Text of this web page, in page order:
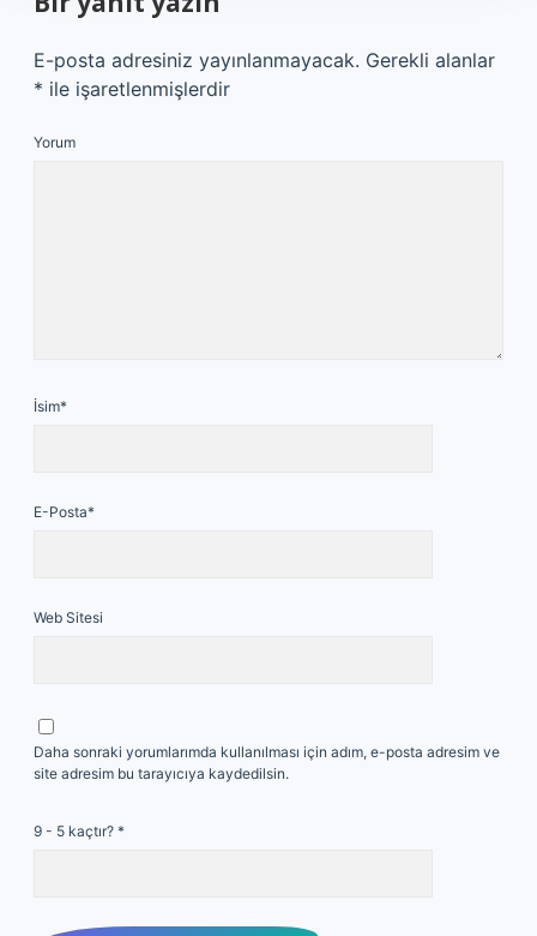
E-posta adresiniz yayınlanmayacak. Gerekli alanlar
* ile işaretlenmişlerdir
Yorum
İsim*
E-Posta*
Web Sitesi
Daha sonraki yorumlarımda kullanılması için adım, e-posta adresim ve
site adresim bu tarayıcıya kaydedilsin.
9 - 5 kaçtır? *